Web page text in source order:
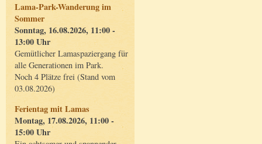
Lama-Park-Wanderung im
Sommer
Sonntag, 16.08.2026, 11:00 -
13:00 Uhr
Gemütlicher Lamaspaziergang für
alle Generationen im Park.
Noch 4 Plätze frei (Stand vom
03.08.2026)
Ferientag mit Lamas
Montag, 17.08.2026, 11:00 -
15:00 Uhr